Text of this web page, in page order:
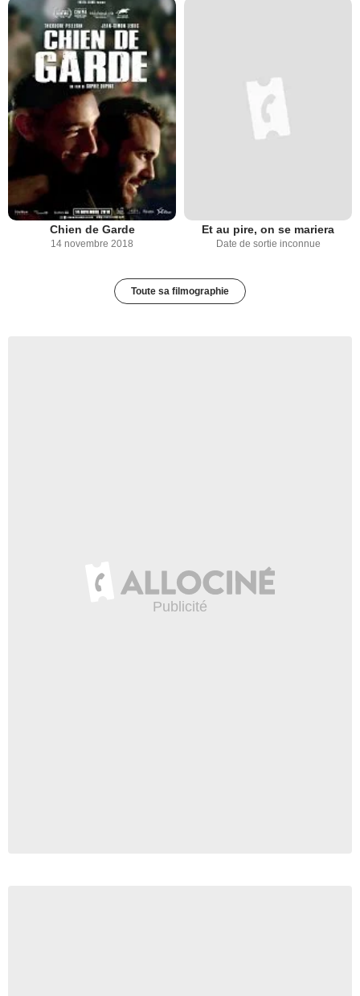
Chien de Garde
14 novembre 2018
Et au pire, on se mariera
Date de sortie inconnue
Toute sa filmographie